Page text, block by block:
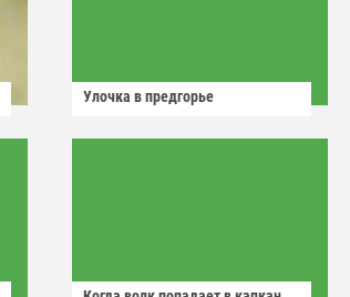
Улочка в предгорье